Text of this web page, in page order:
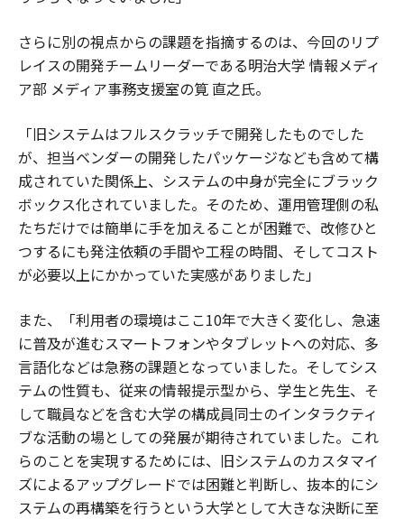
さらに別の視点からの課題を指摘するのは、今回のリプ
レイスの開発チームリーダーである明治大学 情報メディ
ア部 メディア事務支援室の筧 直之氏。
「旧システムはフルスクラッチで開発したものでした
が、担当ベンダーの開発したパッケージなども含めて構
成されていた関係上、システムの中身が完全にブラック
ボックス化されていました。そのため、運用管理側の私
たちだけでは簡単に手を加えることが困難で、改修ひと
つするにも発注依頼の手間や工程の時間、そしてコスト
が必要以上にかかっていた実感がありました」
また、「利用者の環境はここ10年で大きく変化し、急速
に普及が進むスマートフォンやタブレットへの対応、多
言語化などは急務の課題となっていました。そしてシス
テムの性質も、従来の情報提示型から、学生と先生、そ
して職員などを含む大学の構成員同士のインタラクティ
ブな活動の場としての発展が期待されていました。これ
らのことを実現するためには、旧システムのカスタマイ
ズによるアップグレードでは困難と判断し、抜本的にシ
ステムの再構築を行うという大学として大きな決断に至